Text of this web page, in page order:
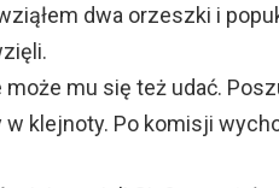
dwa orzeszki i
może mu się też udać.
w klejnoty. Po komisji